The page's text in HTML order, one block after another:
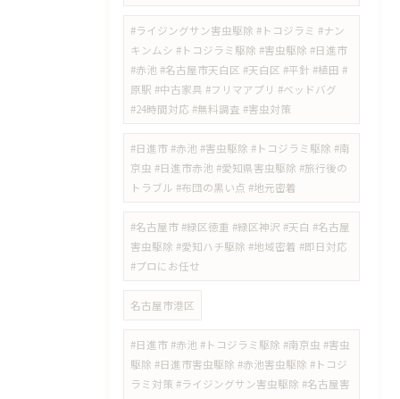
#ライジングサン害虫駆除 #トコジラミ #ナン
キンムシ #トコジラミ駆除 #害虫駆除 #日進市
#赤池 #名古屋市天白区 #天白区 #平針 #植田 #
原駅 #中古家具 #フリマアプリ #ベッドバグ
#24時間対応 #無料調査 #害虫対策
​#日進市 #赤池 #害虫駆除 #トコジラミ駆除 #南
京虫 #日進市赤池 #愛知県害虫駆除 #旅行後の
トラブル #布団の黒い点 #地元密着
#名古屋市 #緑区徳重 #緑区神沢 #天白 #名古屋
害虫駆除 #愛知ハチ駆除 #地域密着 #即日対応
#プロにお任せ
名古屋市港区
#日進市 #赤池 #トコジラミ駆除 #南京虫 #害虫
駆除 #日進市害虫駆除 #赤池害虫駆除 #トコジ
ラミ対策 #ライジングサン害虫駆除 #名古屋害